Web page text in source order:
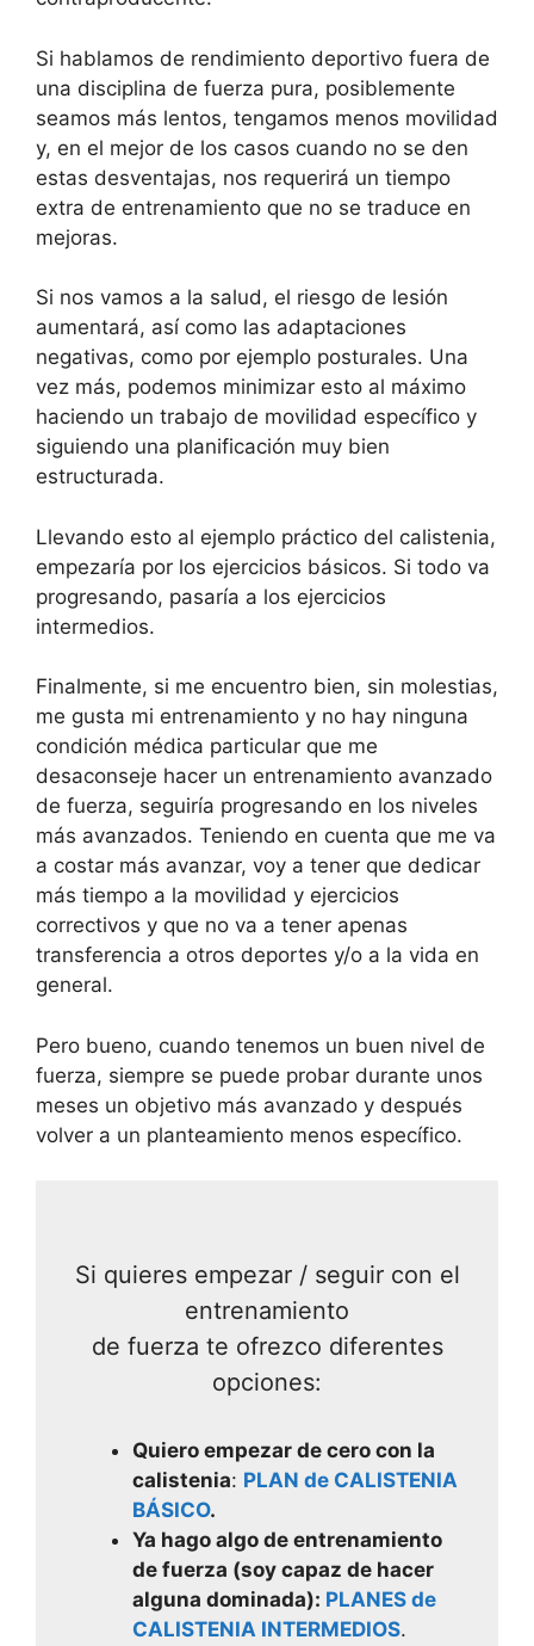
Si hablamos de rendimiento deportivo fuera de
una disciplina de fuerza pura, posiblemente
seamos más lentos, tengamos menos movilidad
y, en el mejor de los casos cuando no se den
estas desventajas, nos requerirá un tiempo
extra de entrenamiento que no se traduce en
mejoras.
Si nos vamos a la salud, el riesgo de lesión
aumentará, así como las adaptaciones
negativas, como por ejemplo posturales. Una
vez más, podemos minimizar esto al máximo
haciendo un trabajo de movilidad específico y
siguiendo una planificación muy bien
estructurada.
Llevando esto al ejemplo práctico del calistenia,
empezaría por los ejercicios básicos. Si todo va
progresando, pasaría a los ejercicios
intermedios.
Finalmente, si me encuentro bien, sin molestias,
me gusta mi entrenamiento y no hay ninguna
condición médica particular que me
desaconseje hacer un entrenamiento avanzado
de fuerza, seguiría progresando en los niveles
más avanzados. Teniendo en cuenta que me va
a costar más avanzar, voy a tener que dedicar
más tiempo a la movilidad y ejercicios
correctivos y que no va a tener apenas
transferencia a otros deportes y/o a la vida en
general.
Pero bueno, cuando tenemos un buen nivel de
fuerza, siempre se puede probar durante unos
meses un objetivo más avanzado y después
volver a un planteamiento menos específico.
Si quieres empezar / seguir con el
entrenamiento
de fuerza te ofrezco diferentes
opciones:
Quiero empezar de cero con la
calistenia: PLAN de CALISTENIA
BÁSICO.
Ya hago algo de entrenamiento
de fuerza (soy capaz de hacer
alguna dominada): PLANES de
CALISTENIA INTERMEDIOS.